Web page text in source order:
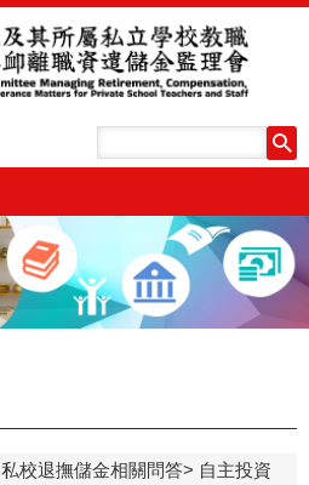
私校退撫儲金相關問答 自主投資